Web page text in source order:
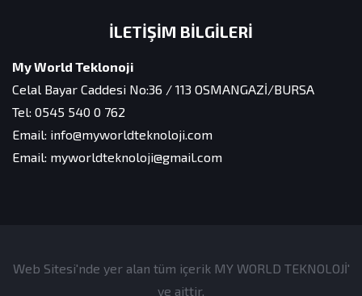
İLETIŞIM BILGILERI
My World Teklonoji
Celal Bayar Caddesi No:36 / 113 OSMANGAZİ/BURSA
Tel: 0545 540 0 762
Email: info@myworldteknoloji.com
Email: myworldteknoloji@gmail.com
Web Sitesi'nde yer alan tüm içerik MY WORLD TEKNOLOJİ'
ye aittir,